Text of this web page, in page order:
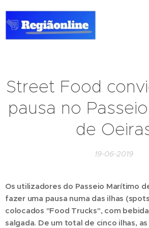
Street Food
pausa no
de
19-06-2019
Os utilizadores do Passeio Marítimo
fazer uma pausa numa das ilhas
colocados "Food Trucks", com
salgada. De um total de cinco ilhas,